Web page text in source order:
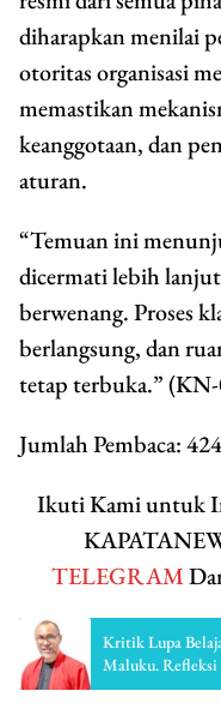
diharapkan menilai
otoritas organisasi
memastikan
keanggotaan, dan
aturan.
“Temuan ini
dicermati lebih
berwenang. Proses
berlangsung, dan
tetap terbuka.”
Jumlah Pembaca:424
Ikuti Kami untuk
TELEGRAM
Kritik Lupa
Maluku. Refleksi
Cita Lawamena